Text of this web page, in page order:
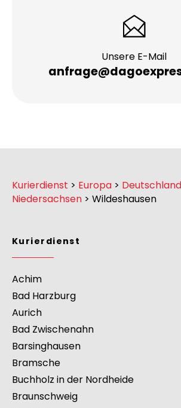
Individuelle Beratung
+49 335 277 130 05
Kurierdienst>Europa
Kurierdienst
Achim
Bad Harzburg
Aurich
Bad Zwischenahn
Barsinghausen